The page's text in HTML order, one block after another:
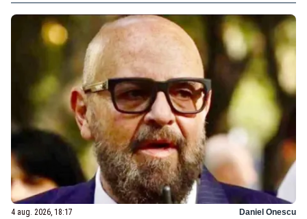
4 aug. 2026, 18:17 Daniel Onescu